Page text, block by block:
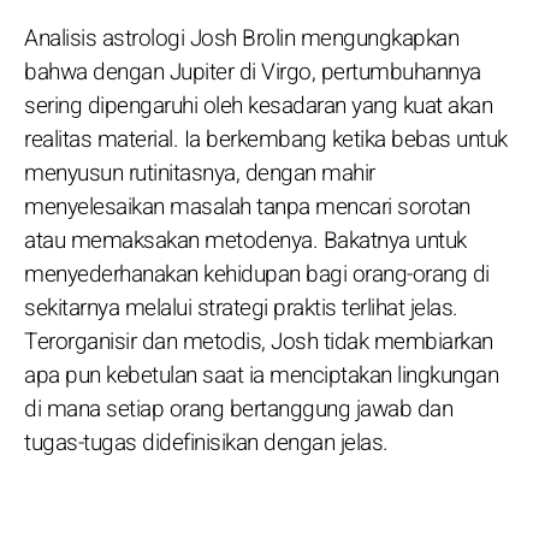
Analisis astrologi Josh Brolin mengungkapkan
bahwa dengan Jupiter di Virgo, pertumbuhannya
sering dipengaruhi oleh kesadaran yang kuat akan
realitas material. Ia berkembang ketika bebas untuk
menyusun rutinitasnya, dengan mahir
menyelesaikan masalah tanpa mencari sorotan
atau memaksakan metodenya. Bakatnya untuk
menyederhanakan kehidupan bagi orang-orang di
sekitarnya melalui strategi praktis terlihat jelas.
Terorganisir dan metodis, Josh tidak membiarkan
apa pun kebetulan saat ia menciptakan lingkungan
di mana setiap orang bertanggung jawab dan
tugas-tugas didefinisikan dengan jelas.